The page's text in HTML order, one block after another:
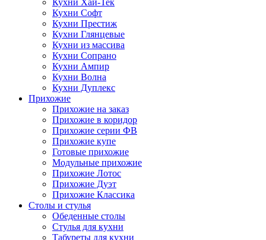
Кухни Хай-Тек
Кухни Софт
Кухни Престиж
Кухни Глянцевые
Кухни из массива
Кухни Сопрано
Кухни Ампир
Кухни Волна
Кухни Дуплекс
Прихожие
Прихожие на заказ
Прихожие в коридор
Прихожие серии ФВ
Прихожие купе
Готовые прихожие
Модульные прихожие
Прихожие Лотос
Прихожие Дуэт
Прихожие Классика
Столы и стулья
Обеденные столы
Стулья для кухни
Табуреты для кухни